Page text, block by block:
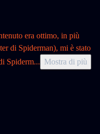
era ottimo, in più
di Spiderman), mi è stato
Spiderm... Mostra di più